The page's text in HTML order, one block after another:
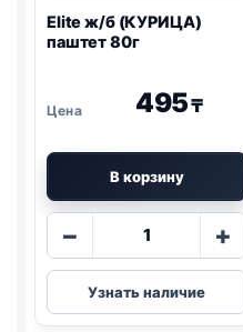
Elite ж/б (КУРИЦА)
паштет 80г
495₸
В корзину
−
Количество
Elite
ж/
б
+
Узнать наличие